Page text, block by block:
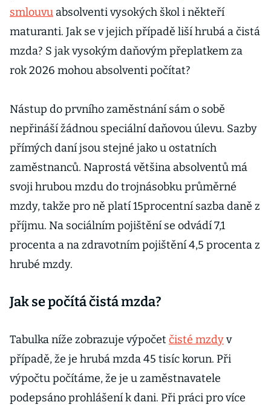
smlouvu absolventi vysokých škol i někteří
maturanti. Jak se v jejich případě liší hrubá a čistá
mzda? S jak vysokým daňovým přeplatkem za
rok 2026 mohou absolventi počítat?
Nástup do prvního zaměstnání sám o sobě
nepřináší žádnou speciální daňovou úlevu. Sazby
přímých daní jsou stejné jako u ostatních
zaměstnanců. Naprostá většina absolventů má
svoji hrubou mzdu do trojnásobku průměrné
mzdy, takže pro ně platí 15procentní sazba daně z
příjmu. Na sociálním pojištění se odvádí 7,1
procenta a na zdravotním pojištění 4,5 procenta z
hrubé mzdy.
Jak se počítá čistá mzda?
Tabulka níže zobrazuje výpočet čisté mzdyv
případě, že je hrubá mzda 45 tisíc korun. Při
výpočtu počítáme, že je u zaměstnavatele
podepsáno prohlášení k dani. Při práci pro více